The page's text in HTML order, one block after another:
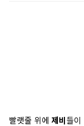
빨랫줄 위에제비들이